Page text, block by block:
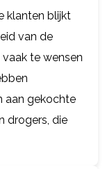
klanten blijkt
van de
te wensen
aan gekochte
drogers, die